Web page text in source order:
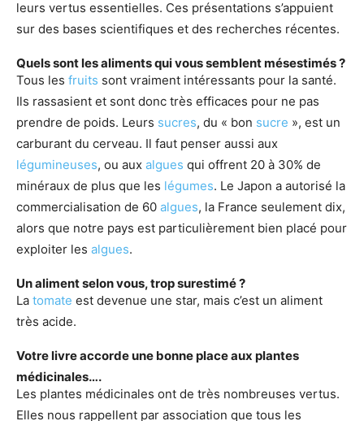
leurs vertus essentielles. Ces présentations s’appuient
sur des bases scientifiques et des recherches récentes.
Quels sont les aliments qui vous semblent mésestimés ?
Tous les fruits sont vraiment intéressants pour la santé.
Ils rassasient et sont donc très efficaces pour ne pas
prendre de poids. Leurs sucres, du « bon sucre », est un
carburant du cerveau. Il faut penser aussi aux
légumineuses, ou aux algues qui offrent 20 à 30% de
minéraux de plus que les légumes. Le Japon a autorisé la
commercialisation de 60 algues, la France seulement dix,
alors que notre pays est particulièrement bien placé pour
exploiter les algues.
Un aliment selon vous, trop surestimé ?
La tomate est devenue une star, mais c’est un aliment
très acide.
Votre livre accorde une bonne place aux plantes
médicinales….
Les plantes médicinales ont de très nombreuses vertus.
Elles nous rappellent par association que tous les